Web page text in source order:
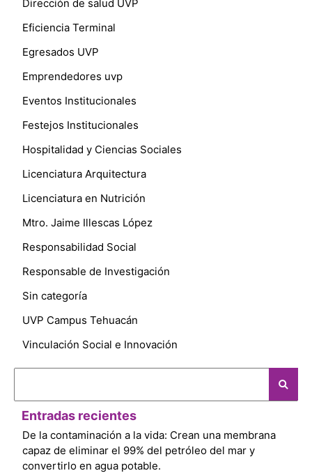
Dirección de salud UVP
Eficiencia Terminal
Egresados UVP
Emprendedores uvp
Eventos Institucionales
Festejos Institucionales
Hospitalidad y Ciencias Sociales
Licenciatura Arquitectura
Licenciatura en Nutrición
Mtro. Jaime Illescas López
Responsabilidad Social
Responsable de Investigación
Sin categoría
UVP Campus Tehuacán
Vinculación Social e Innovación
Entradas recientes
De la contaminación a la vida: Crean una membrana
capaz de eliminar el 99% del petróleo del mar y
convertirlo en agua potable.